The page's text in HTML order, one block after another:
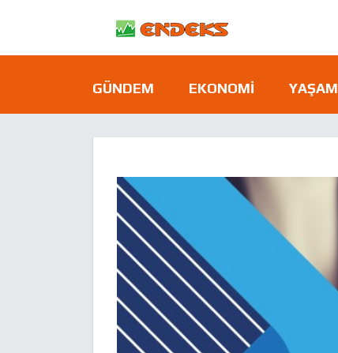
GÜNDEM EKONOMI YAŞAM